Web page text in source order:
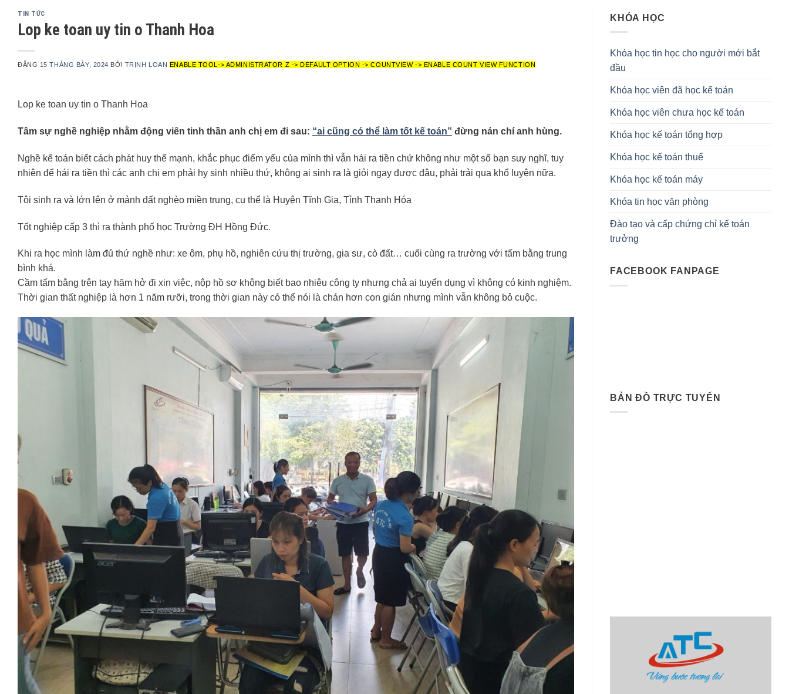
TIN TỨC
Lop ke toan uy tin o Thanh Hoa
ĐĂNG 15 THÁNG BẢY, 2024 BỞI TRỊNH LOAN ENABLE TOOL-> ADMINISTRATOR Z -> DEFAULT OPTION -> COUNTVIEW -> ENABLE COUNT VIEW FUNCTION
Lop ke toan uy tin o Thanh Hoa
Tâm sự nghề nghiệp nhằm động viên tinh thần anh chị em đi sau: “ai cũng có thể làm tốt kế toán” đừng nản chí anh hùng.
Nghề kế toán biết cách phát huy thế mạnh, khắc phục điểm yếu của mình thì vẫn hái ra tiền chứ không như một số bạn suy nghĩ, tuy
nhiên để hái ra tiền thì các anh chị em phải hy sinh nhiều thứ, không ai sinh ra là giỏi ngay được đâu, phải trải qua khổ luyện nữa.
Tôi sinh ra và lớn lên ở mảnh đất nghèo miền trung, cụ thể là Huyện Tĩnh Gia, Tỉnh Thanh Hóa
Tốt nghiệp cấp 3 thì ra thành phố học Trường ĐH Hồng Đức.
Khi ra học mình làm đủ thứ nghề như: xe ôm, phụ hồ, nghiên cứu thị trường, gia sư, cò đất… cuối cùng ra trường với tấm bằng trung
bình khá.
Cầm tấm bằng trên tay hăm hở đi xin việc, nộp hồ sơ không biết bao nhiêu công ty nhưng chả ai tuyển dụng vì không có kinh nghiệm.
Thời gian thất nghiệp là hơn 1 năm rưỡi, trong thời gian này có thể nói là chán hơn con gián nhưng mình vẫn không bỏ cuộc.
KHÓA HỌC
Khóa học tin học cho người mới bắt
đầu
Khóa học viên đã học kế toán
Khóa học viên chưa học kế toán
Khóa học kế toán tổng hợp
Khóa học kế toán thuế
Khóa học kế toán máy
Khóa tin học văn phòng
Đào tạo và cấp chứng chỉ kế toán
trưởng
FACEBOOK FANPAGE
BẢN ĐỒ TRỰC TUYẾN